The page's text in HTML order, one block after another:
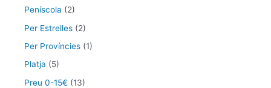
Peníscola (2)
Per Estrelles (2)
Per Províncies (1)
Platja (5)
Preu 0-15€ (13)